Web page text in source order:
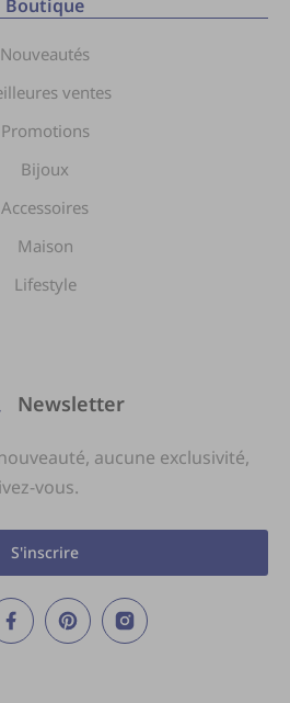
Boutique
Nouveautés
ventes
Promotions
Bijoux
Accessoires
Maison
Lifestyle
Newsletter
aucune exclusivité,
vous.
S'inscrire